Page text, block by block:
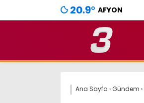
20.9° AFYON
Ana Sayfa ›Gündem ›